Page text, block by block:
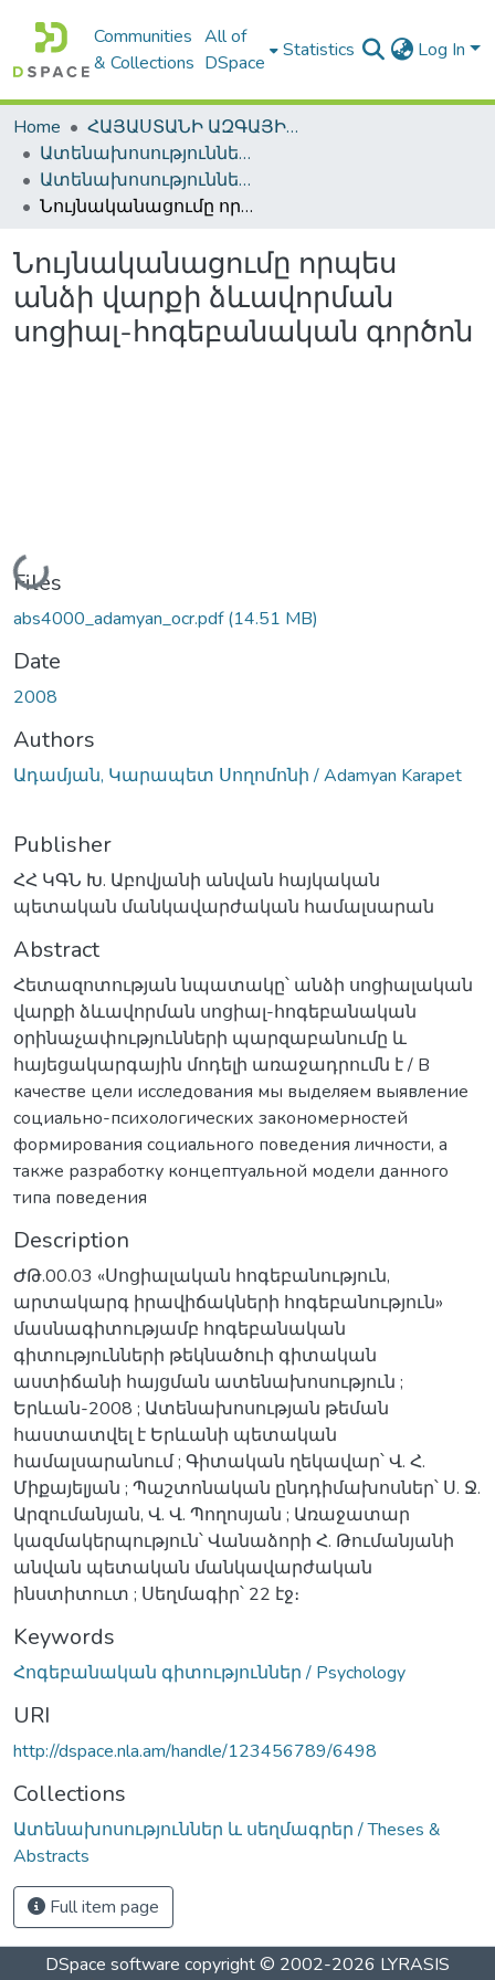
Communities
& Collections
All of
DSpace
Statistics Log In
Home
ՀԱՅԱՍՏԱՆԻ ԱԶԳԱՅԻՆ ԳՐԱԴԱՐԱՆԻ ԹՎԱՅԻՆ ՊԱՀՈՑ / DIGITAL REPOSITORY OF NLA
Ատենախոսություններ և սեղմագրեր / Theses & Abstracts
Ատենախոսություններ և սեղմագրեր / Theses & Abstracts
Նույնականացումը որպես անձի վարքի ձևավորման սոցիալ-հոգեբանական գործոն
Նույնականացումը որպես
անձի վարքի ձևավորման
սոցիալ-հոգեբանական գործոն
Loading...
Files
abs4000_adamyan_ocr.pdf(14.51 MB)
Date
2008
Authors
Ադամյան, Կարապետ Սողոմոնի / Adamyan Karapet
Publisher
ՀՀ ԿԳՆ Խ. Աբովյանի անվան հայկական
պետական մանկավարժական համալսարան
Abstract
Հետազոտության նպատակը՝ անձի սոցիալական
վարքի ձևավորման սոցիալ-հոգեբանական
օրինաչափությունների պարզաբանումը և
հայեցակարգային մոդելի առաջադրումն է / В
качестве цели исследования мы выделяем выявление
социально-психологических закономерностей
формирования социального поведения личности, a
также разработку концептуальной модели данного
типа поведения
Description
ԺԹ.00.03 «Սոցիալական հոգեբանություն,
արտակարգ իրավիճակների հոգեբանություն»
մասնագիտությամբ հոգեբանական
գիտությունների թեկնածուի գիտական
աստիճանի հայցման ատենախոսություն ;
Երևան-2008 ; Ատենախոսության թեման
հաստատվել է Երևանի պետական
համալսարանում ; Գիտական ղեկավար՝ Վ. Հ.
Միքայելյան ; Պաշտոնական ընդդիմախոսներ՝ Ս. Ջ.
Արզումանյան, Վ. Վ. Պողոսյան ; Առաջատար
կազմակերպություն՝ Վանաձորի Հ. Թումանյանի
անվան պետական մանկավարժական
ինստիտուտ ; Սեղմագիր՝ 22 էջ։
Keywords
Հոգեբանական գիտություններ / Psychology
URI
http://dspace.nla.am/handle/123456789/6498
Collections
Ատենախոսություններ և սեղմագրեր / Theses &
Abstracts
Full item page
DSpace software copyright © 2002-2026 LYRASIS